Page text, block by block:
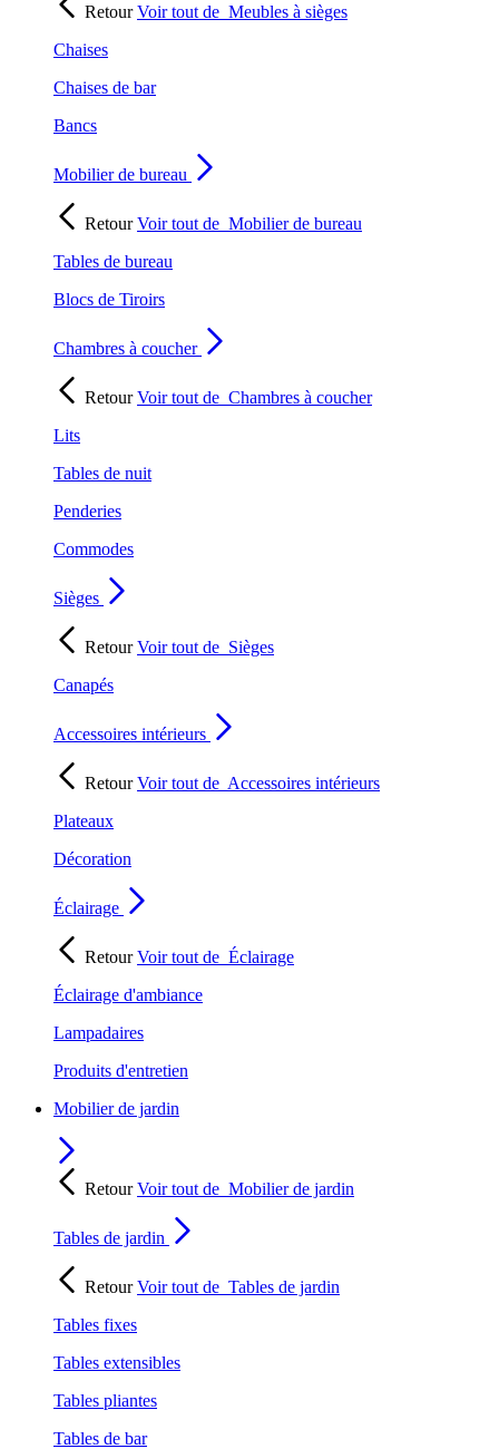
RetourVoir tout de Meubles à sièges
Chaises
Chaises de bar
Bancs
Mobilier de bureau
RetourVoir tout de Mobilier de bureau
Tables de bureau
Blocs de Tiroirs
Chambres à coucher
RetourVoir tout de Chambres à coucher
Lits
Tables de nuit
Penderies
Commodes
Sièges
RetourVoir tout de Sièges
Canapés
Accessoires intérieurs
RetourVoir tout de Accessoires intérieurs
Plateaux
Décoration
Éclairage
RetourVoir tout de Éclairage
Éclairage d'ambiance
Lampadaires
Produits d'entretien
Mobilier de jardin
RetourVoir tout de Mobilier de jardin
Tables de jardin
RetourVoir tout de Tables de jardin
Tables fixes
Tables extensibles
Tables pliantes
Tables de bar